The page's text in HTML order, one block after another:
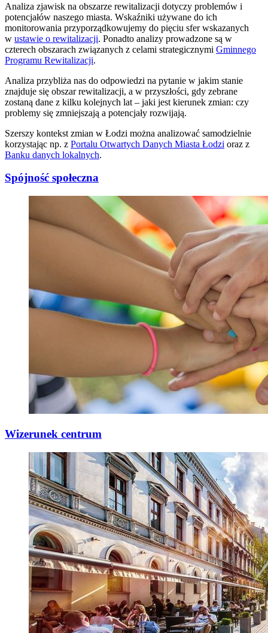
Analiza zjawisk na obszarze rewitalizacji dotyczy problemów i
potencjałów naszego miasta. Wskaźniki używane do ich
monitorowania przyporządkowujemy do pięciu sfer wskazanych
w ustawie o rewitalizacji. Ponadto analizy prowadzone są w
czterech obszarach związanych z celami strategicznymi Gminnego
Programu Rewitalizacji.
Analiza przybliża nas do odpowiedzi na pytanie w jakim stanie
znajduje się obszar rewitalizacji, a w przyszłości, gdy zebrane
zostaną dane z kilku kolejnych lat – jaki jest kierunek zmian: czy
problemy się zmniejszają a potencjały rozwijają.
Szerszy kontekst zmian w Łodzi można analizować samodzielnie
korzystając np. z Portalu Otwartych Danych Miasta Łodzi oraz z
Banku danych lokalnych.
Spójność społeczna
Wizerunek centrum